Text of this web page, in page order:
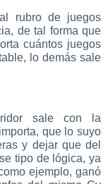
rubro de juegos
de tal forma que
cuántos juegos
lo demás sale
sale con la
que lo suyo
y dejar que del
tipo de lógica, ya
ejemplo, ganó